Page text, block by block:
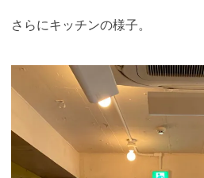
さらにキッチンの様子。